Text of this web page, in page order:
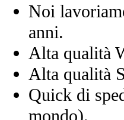
Noi
anni.
Alta qualità
Alta qualità
Quick di
mondo).